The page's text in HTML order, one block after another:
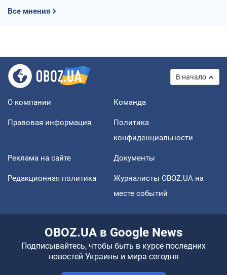
Все мнения
В начало
О компании Команда
Правовая информация
Политика
конфиденциальности
Реклама на сайте Документы
Редакционная политика
Журналисты OBOZ.UA на
месте событий
OBOZ.UA в Google News
Подписывайтесь, чтобы быть в курсе последних
новостей Украины и мира сегодня